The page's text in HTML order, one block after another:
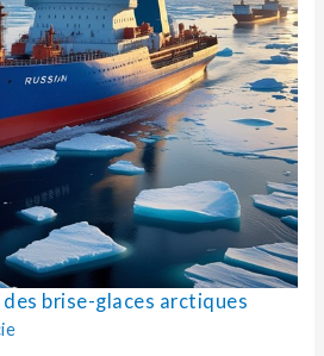
brise-glaces arctiques